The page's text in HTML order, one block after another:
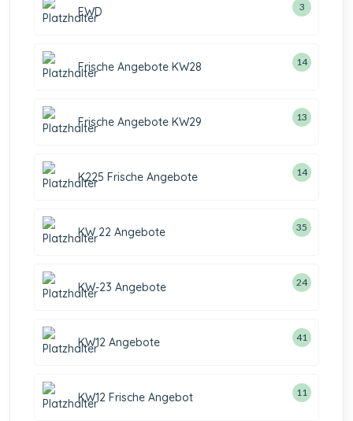
EWD 3
Frische Angebote KW28 14
Frische Angebote KW29 13
K225 Frische Angebote 14
KW 22 Angebote 35
KW-23 Angebote 24
KW12 Angebote 41
KW12 Frische Angebot 11